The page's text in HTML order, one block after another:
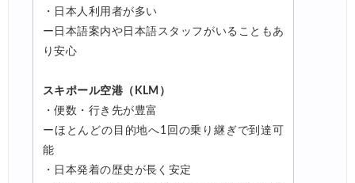
・日本人利用者が多い
ー日本語案内や日本語スタッフがいることもあ
り安心
スキポール空港（KLM）
・便数・行き先が豊富
ーほとんどの目的地へ1回の乗り継ぎで到達可
能
・日本発着の歴史が長く安定